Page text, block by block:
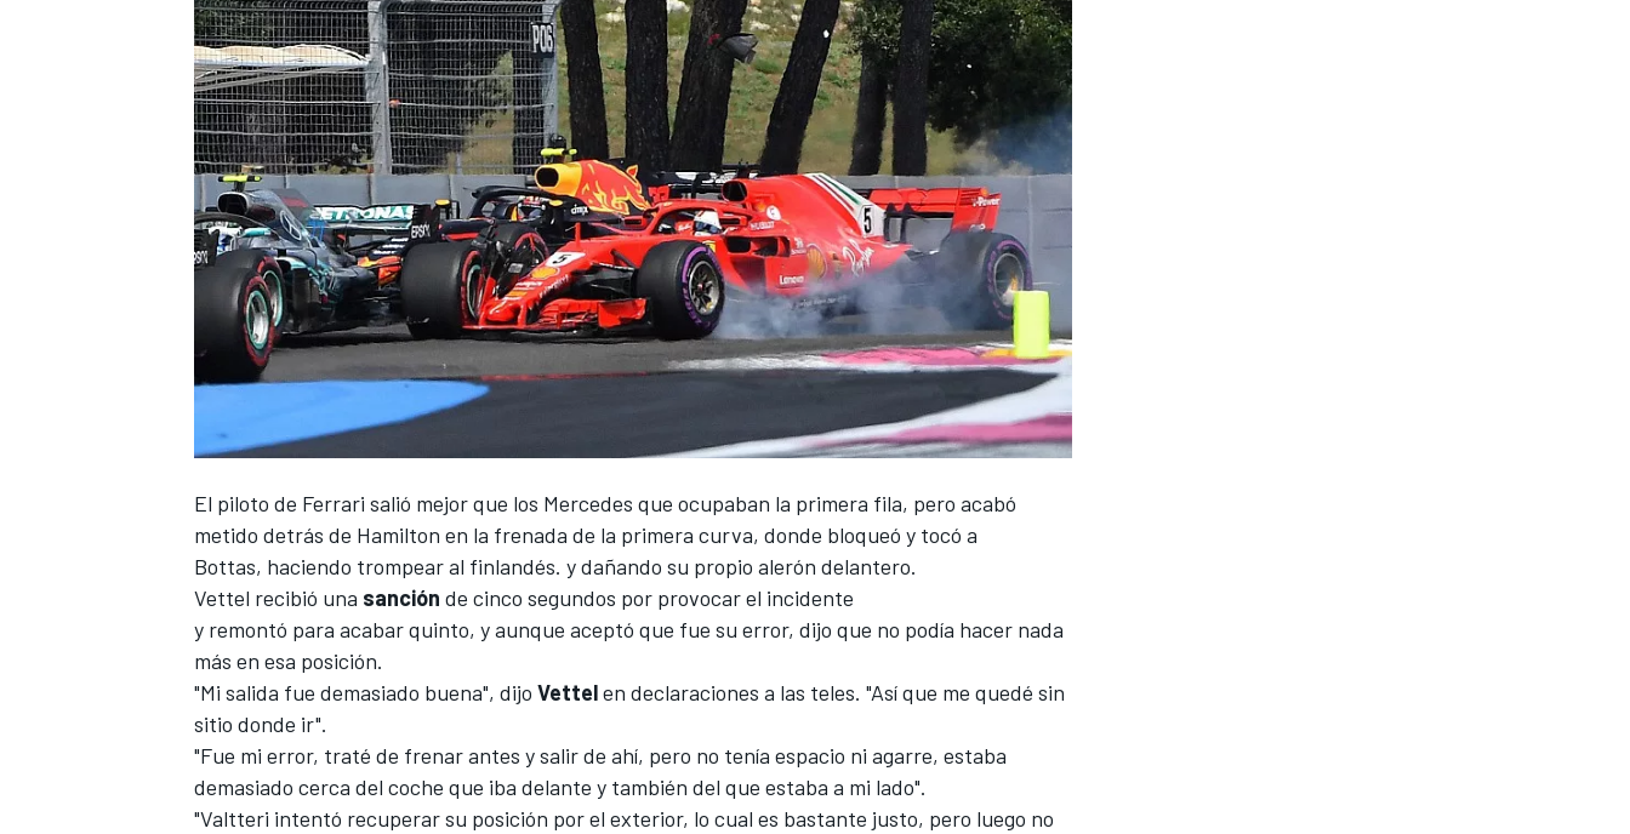
WEC FÓRMULA E
El piloto de Ferrari salió mejor que los Mercedes que ocupaban la primera fila, pero acabó
metido detrás de Hamilton en la frenada de la primera curva, donde bloqueó y tocó a
Bottas, haciendo trompear al finlandés. y dañando su propio alerón delantero.
Vettel recibió una sanción de cinco segundos por provocar el incidente
y remontó para acabar quinto, y aunque aceptó que fue su error, dijo que no podía hacer nada
más en esa posición.
"Mi salida fue demasiado buena", dijo Vettelen declaraciones a las teles. "Así que me quedé sin
sitio donde ir".
"Fue mi error, traté de frenar antes y salir de ahí, pero no tenía espacio ni agarre, estaba
demasiado cerca del coche que iba delante y también del que estaba a mi lado".
"Valtteri intentó recuperar su posición por el exterior, lo cual es bastante justo, pero luego no